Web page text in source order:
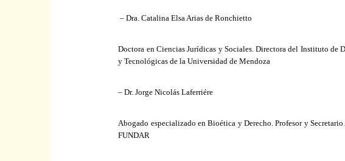
– Dra. Catalina Elsa Arias de Ronchietto
Doctora en Ciencias Jurídicas y Sociales. Directora del Instituto
y Tecnológicas dela Universidad de Mendoza
– Dr. Jorge Nicolás Laferriére
Abogado especializado en Bioética y Derecho. Profesor y
FUNDAR